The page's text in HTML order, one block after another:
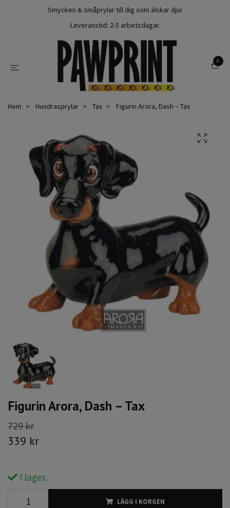
Smycken & småprylar till dig som älskar djur
Leveranstid: 2-5 arbetsdagar.
0
Hem Hundrasprylar Tax Figurin Arora, Dash – Tax
Figurin Arora, Dash – Tax
729 kr
339 kr
I lager.
LÄGG I KORGEN